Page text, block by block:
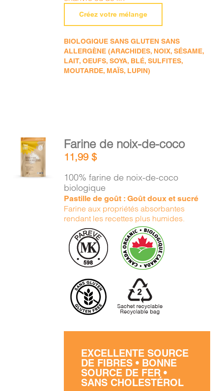
Créez votre mélange
BIOLOGIQUE SANS GLUTEN SANS
ALLERGÈNE (ARACHIDES, NOIX, SÉSAME,
LAIT, OEUFS, SOYA, BLÉ, SULFITES,
MOUTARDE, MAÏS, LUPIN)
AJOUTER
AU
PANIER
Farine de noix-de-coco
11,99$
100% farine de noix-de-coco
biologique
Pastille de goût : Goût doux et sucré
Farine aux propriétés absorbantes
rendant les recettes plus humides.
EXCELLENTE SOURCE
DE FIBRES • BONNE
SOURCE DE FER •
SANS CHOLESTÉROL